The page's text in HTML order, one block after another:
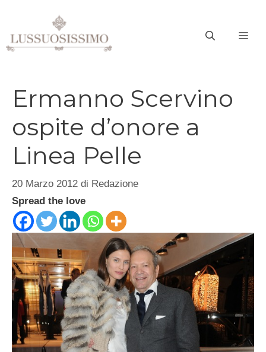
contenuto
Ermanno Scervino
ospite d’onore a
Linea Pelle
20 Marzo 2012 di Redazione
Spread the love